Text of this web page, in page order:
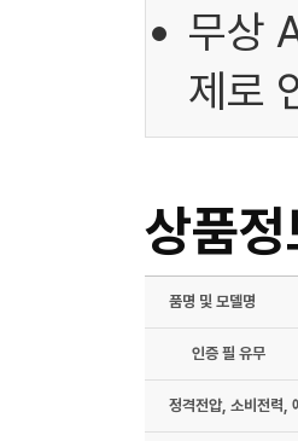
무상
제로
상품
품명 및 모델명
인증 필 유무
정격전압, 소비전력,